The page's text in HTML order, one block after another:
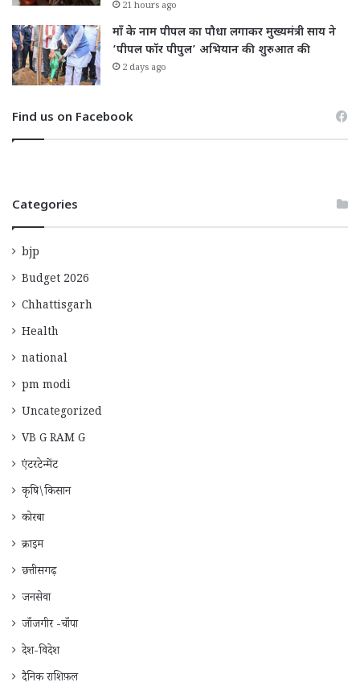
21 hours ago
माँ के नाम पीपल का पौधा लगाकर मुख्यमंत्री साय ने
‘पीपल फॉर पीपुल’ अभियान की शुरुआत की
2 days ago
Find us on Facebook
Categories
bjp
Budget 2026
Chhattisgarh
Health
national
pm modi
Uncategorized
VB G RAM G
एंटरटेन्मेंट
कृषि\किसान
कोरबा
क्राइम
छत्तीसगढ़
जनसेवा
जाँजगीर -चाँपा
देश-विदेश
दैनिक राशिफ़ल